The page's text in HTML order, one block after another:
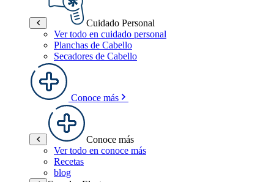
Cuidado Personal
Ver todo en cuidado personal
Planchas de Cabello
Secadores de Cabello
Conoce más
Conoce más
Ver todo en conoce más
Recetas
blog